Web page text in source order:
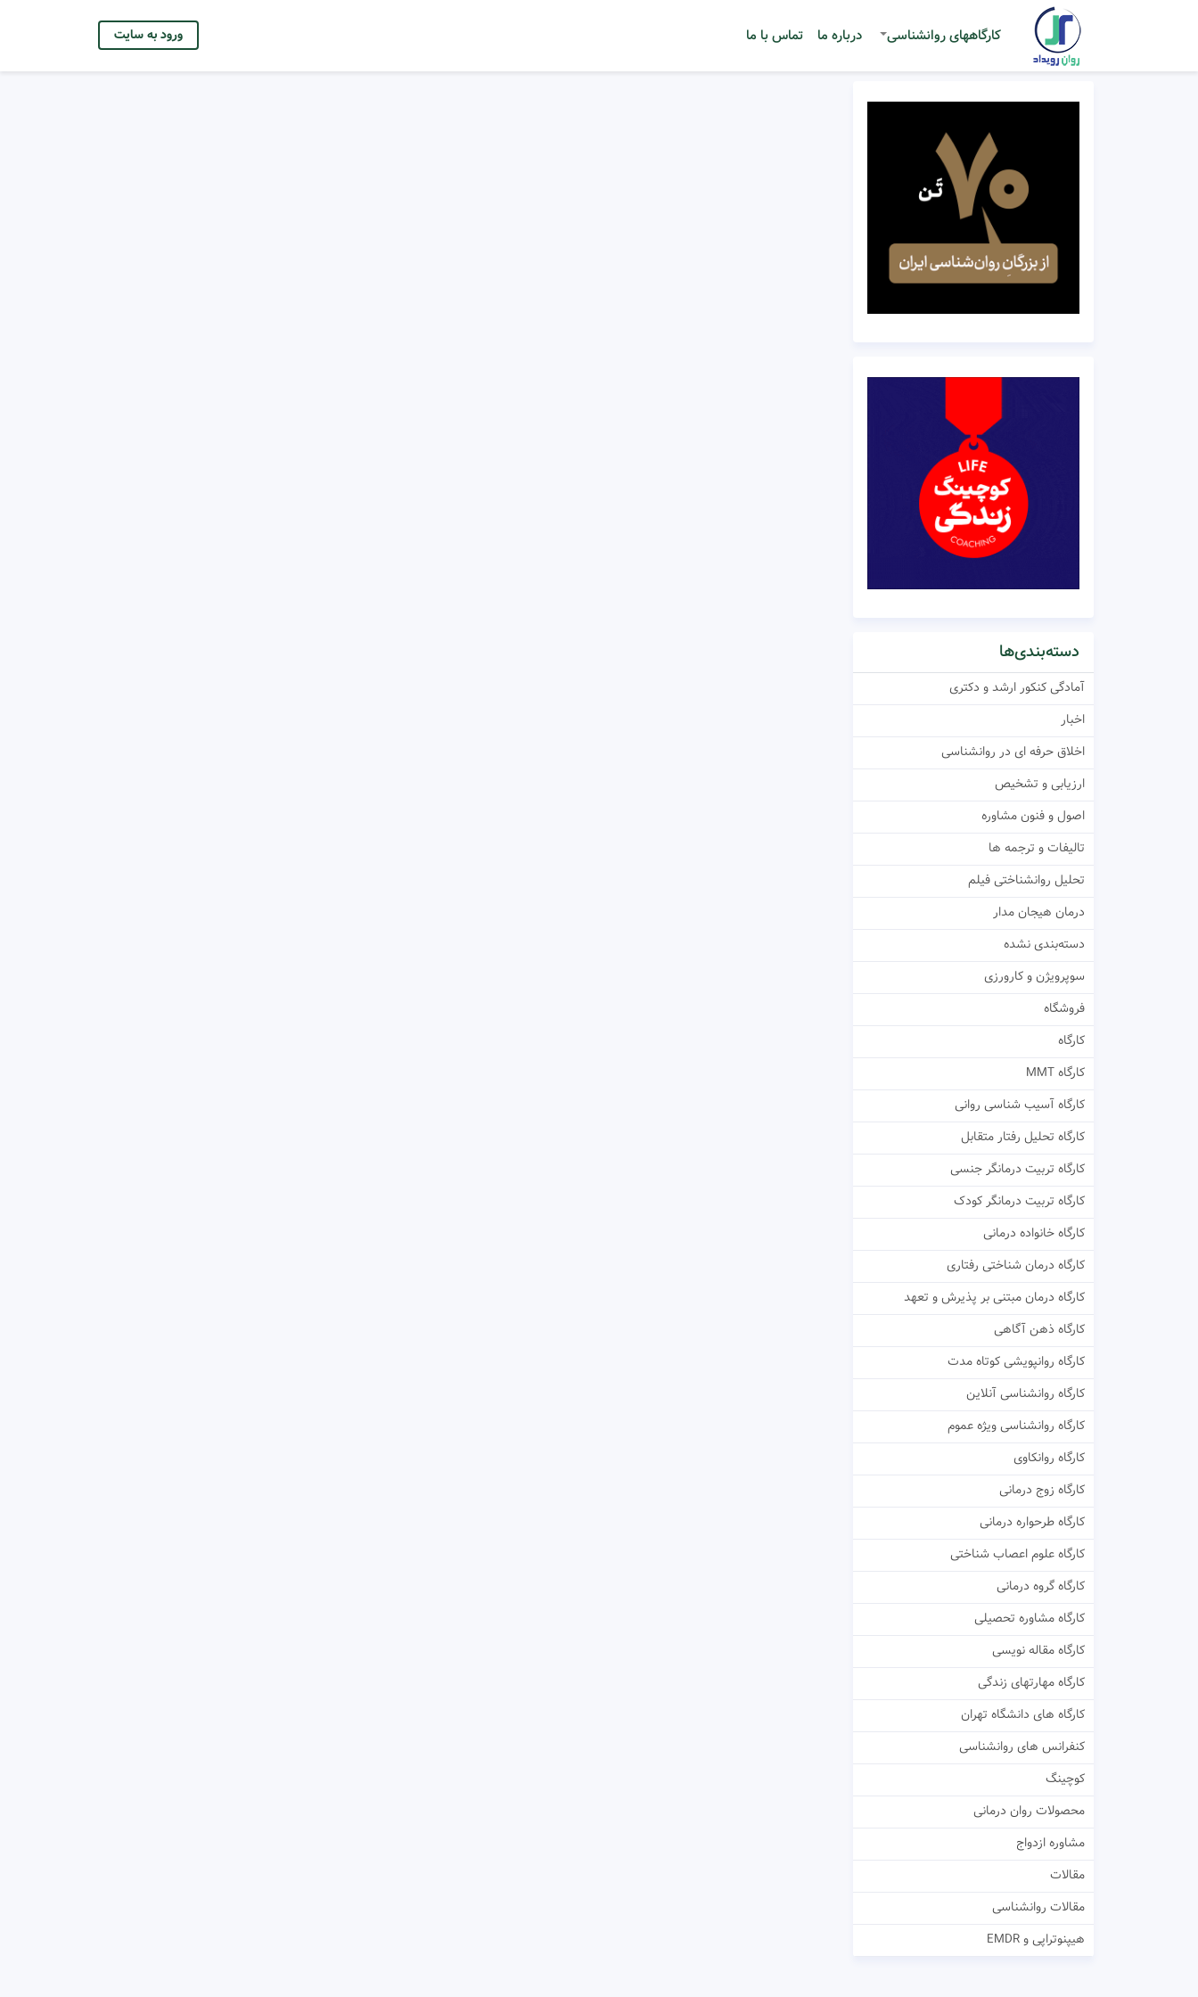
کارگاههای روانشناسی درباره ما تماس با ما ورود به سایت
دسته‌بندی‌ها
آمادگی کنکور ارشد و دکتری
اخبار
اخلاق حرفه ای در روانشناسی
ارزیابی و تشخیص
اصول و فنون مشاوره
تالیفات و ترجمه ها
تحلیل روانشناختی فیلم
درمان هیجان مدار
دسته‌بندی نشده
سوپرویژن و کارورزی
فروشگاه
کارگاه
کارگاه MMT
کارگاه آسیب شناسی روانی
کارگاه تحلیل رفتار متقابل
کارگاه تربیت درمانگر جنسی
کارگاه تربیت درمانگر کودک
کارگاه خانواده درمانی
کارگاه درمان شناختی رفتاری
کارگاه درمان مبتنی بر پذیرش و تعهد
کارگاه ذهن آگاهی
کارگاه روانپویشی کوتاه مدت
کارگاه روانشناسی آنلاین
کارگاه روانشناسی ویژه عموم
کارگاه روانکاوی
کارگاه زوج درمانی
کارگاه طرحواره درمانی
کارگاه علوم اعصاب شناختی
کارگاه گروه درمانی
کارگاه مشاوره تحصیلی
کارگاه مقاله نویسی
کارگاه مهارتهای زندگی
کارگاه های دانشگاه تهران
کنفرانس های روانشناسی
کوچینگ
محصولات روان درمانی
مشاوره ازدواج
مقالات
مقالات روانشناسی
هیپنوتراپی و EMDR